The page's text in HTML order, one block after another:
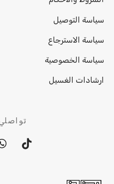
سياسة التوصيل
سياسة الاسترجاع
سياسة الخصوصية
ارشادات الغسيل